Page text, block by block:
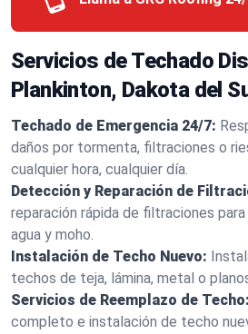
Servicios de Techado
Plankinton, Dakota del
Techado de Emergencia 24/7:
daños por tormenta, filtraciones o
cualquier hora, cualquier día.
Detección y Reparación de
reparación rápida de filtraciones
agua y moho.
Instalación de Techo Nuevo:
techos de teja, lámina, metal o
Servicios de Reemplazo de Techo:
completo e instalación de techo